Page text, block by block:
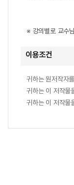
※ 강의별로 교수
이용조건
귀하는 원저작자
귀하는 이 저작물
귀하는 이 저작물